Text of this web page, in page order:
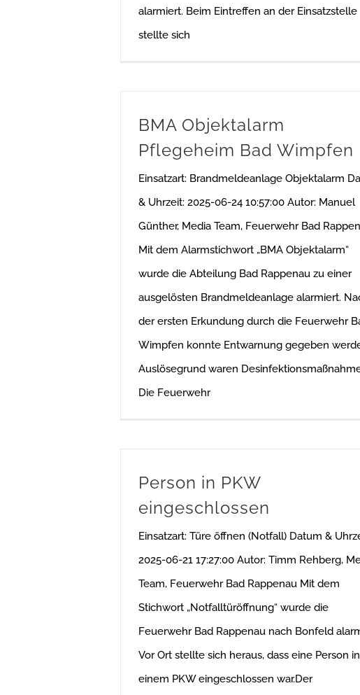
alarmiert. Beim Eintreffen an der Einsatzstelle
stellte sich
BMA Objektalarm
Pflegeheim Bad Wimpfen
Einsatzart: Brandmeldeanlage Objektalarm
& Uhrzeit: 2025-06-24 10:57:00 Autor: Manuel
Günther, Media Team, Feuerwehr Bad
Mit dem Alarmstichwort „BMA Objektalarm“
wurde die Abteilung Bad Rappenau zu einer
ausgelösten Brandmeldeanlage alarmiert.
der ersten Erkundung durch die Feuerwehr
Wimpfen konnte Entwarnung gegeben
Auslösegrund waren
Die Feuerwehr
Person in PKW
eingeschlossen
Einsatzart: Türe öffnen (Notfall) Datum &
2025-06-21 17:27:00 Autor: Timm Rehberg,
Team, Feuerwehr Bad Rappenau Mit dem
Stichwort „Notfalltüröffnung“ wurde die
Feuerwehr Bad Rappenau nach Bonfeld
Vor Ort stellte sich heraus, dass eine Person in
einem PKW eingeschlossen war.Der